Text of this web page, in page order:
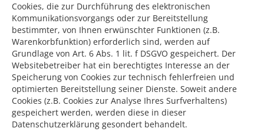
Cookies, die zur Durchführung des elektronischen
Kommunikationsvorgangs oder zur Bereitstellung
bestimmter, von Ihnen erwünschter Funktionen (z.B.
Warenkorbfunktion) erforderlich sind, werden auf
Grundlage von Art. 6 Abs. 1 lit. f DSGVO gespeichert. Der
Websitebetreiber hat ein berechtigtes Interesse an der
Speicherung von Cookies zur technisch fehlerfreien und
optimierten Bereitstellung seiner Dienste. Soweit andere
Cookies (z.B. Cookies zur Analyse Ihres Surfverhaltens)
gespeichert werden, werden diese in dieser
Datenschutzerklärung gesondert behandelt.